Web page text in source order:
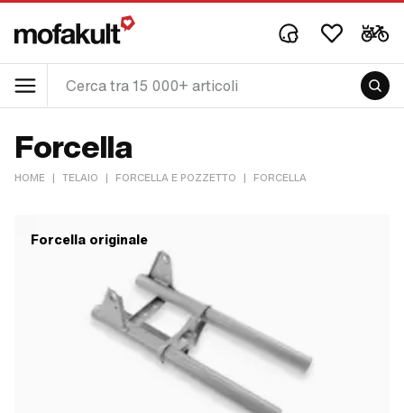
Forcella
HOME | TELAIO | FORCELLA E POZZETTO | FORCELLA
Forcella originale